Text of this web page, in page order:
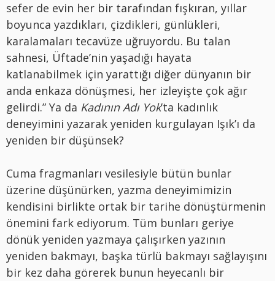
sefer de evin her bir tarafından fışkıran, yıllar
boyunca yazdıkları, çizdikleri, günlükleri,
karalamaları tecavüze uğruyordu. Bu talan
sahnesi, Üftade’nin yaşadığı hayata
katlanabilmek için yarattığı diğer dünyanın bir
anda enkaza dönüşmesi, her izleyişte çok ağır
gelirdi.” Ya da Kadının Adı Yok’ta kadınlık
deneyimini yazarak yeniden kurgulayan Işık’ı da
yeniden bir düşünsek?
Cuma fragmanları vesilesiyle bütün bunlar
üzerine düşünürken, yazma deneyimimizin
kendisini birlikte ortak bir tarihe dönüştürmenin
önemini fark ediyorum. Tüm bunları geriye
dönük yeniden yazmaya çalışırken yazının
yeniden bakmayı, başka türlü bakmayı sağlayışını
bir kez daha görerek bunun heyecanlı bir